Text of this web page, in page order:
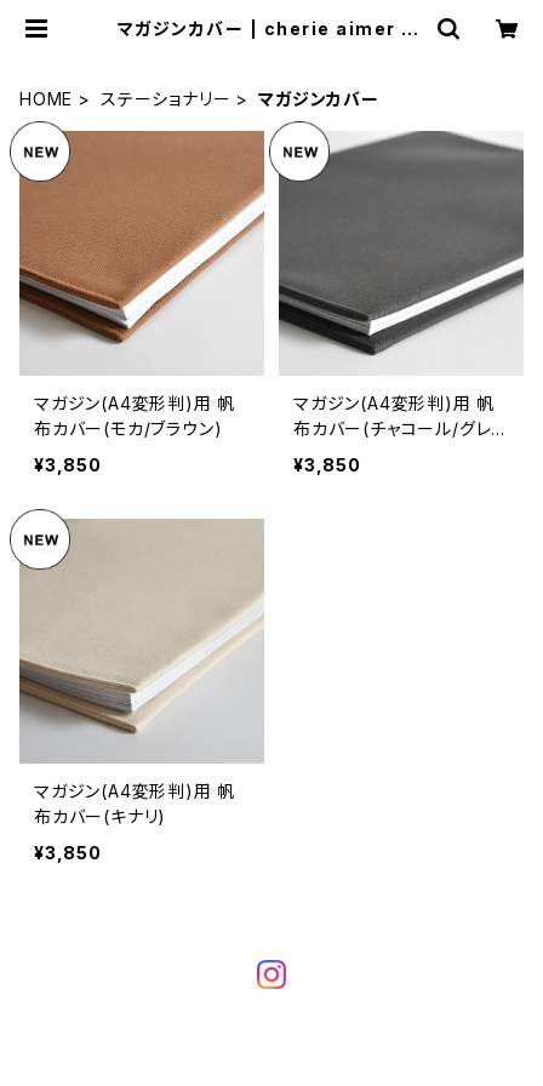
マガジンカバー | cherie aimer tri
HOME
ステーショナリー マガジンカバー
マガジン(A4変形判)用 帆
布カバー(モカ/ブラウン)
¥3,850
マガジン(A4変形判)用 帆
布カバー(チャコール/グレ
ー)
¥3,850
マガジン(A4変形判)用 帆
布カバー(キナリ)
¥3,850